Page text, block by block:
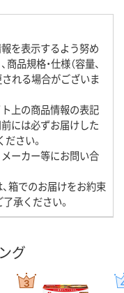
を表示するよう努め
品規格・仕様（容量、
される場合がございま
上の商品情報の表記
には必ずお届けした
さい。
ーカー等にお問い合
、箱でのお届けをお約束
承ください。
グ